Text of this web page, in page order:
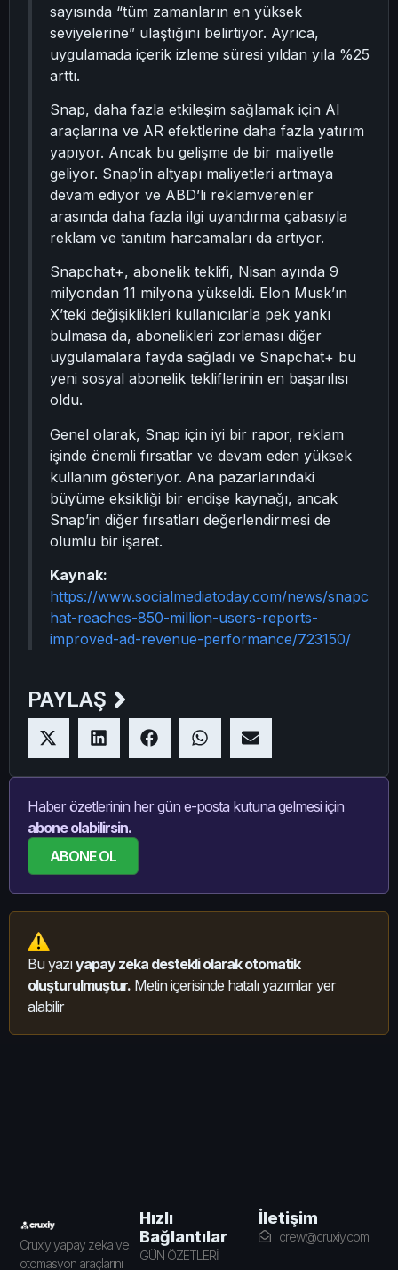
sayısında “tüm zamanların en yüksek
seviyelerine” ulaştığını belirtiyor. Ayrıca,
uygulamada içerik izleme süresi yıldan yıla %25
arttı.
Snap, daha fazla etkileşim sağlamak için AI
araçlarına ve AR efektlerine daha fazla yatırım
yapıyor. Ancak bu gelişme de bir maliyetle
geliyor. Snap’in altyapı maliyetleri artmaya
devam ediyor ve ABD’li reklamverenler
arasında daha fazla ilgi uyandırma çabasıyla
reklam ve tanıtım harcamaları da artıyor.
Snapchat+, abonelik teklifi, Nisan ayında 9
milyondan 11 milyona yükseldi. Elon Musk’ın
X’teki değişiklikleri kullanıcılarla pek yankı
bulmasa da, abonelikleri zorlaması diğer
uygulamalara fayda sağladı ve Snapchat+ bu
yeni sosyal abonelik tekliflerinin en başarılısı
oldu.
Genel olarak, Snap için iyi bir rapor, reklam
işinde önemli fırsatlar ve devam eden yüksek
kullanım gösteriyor. Ana pazarlarındaki
büyüme eksikliği bir endişe kaynağı, ancak
Snap’in diğer fırsatları değerlendirmesi de
olumlu bir işaret.
Kaynak:
https://www.socialmediatoday.com/news/snapc
hat-reaches-850-million-users-reports-
improved-ad-revenue-performance/723150/
PAYLAŞ
Haber özetlerinin her gün e-posta kutuna gelmesi için
abone olabilirsin.
ABONE OL
Bu yazıyapay zeka destekli olarak otomatik
oluşturulmuştur. Metin içerisinde hatalı yazımlar yer
alabilir
Cruxiy yapay zeka ve
otomasyon araçlarını
Hızlı
Bağlantılar
GÜN ÖZETLERİ
İletişim
crew@cruxiy.com